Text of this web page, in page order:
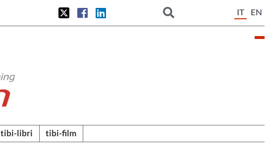
IT EN
tibi-libri tibi-film